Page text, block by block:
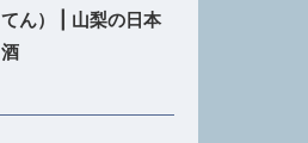
てん） | 山梨の日本
酒